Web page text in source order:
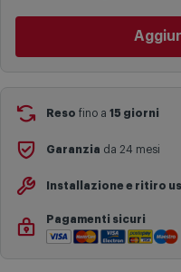
complesse come isole e
festivi e ricorrenze principali
nella pagina del prodotto.
Reso fino a 15 giorni
Garanzia da 24 mesi
Installazione e ritiro
Pagamenti sicuri